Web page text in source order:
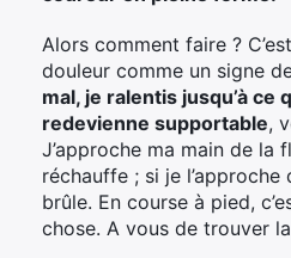
Alors comment faire ?
douleur comme un signe
mal, je ralentis jusqu’à ce
redevienne supportable,
J’approche ma main de la
réchauffe ; si je
brûle. En course à pied,
chose. A vous de trouver